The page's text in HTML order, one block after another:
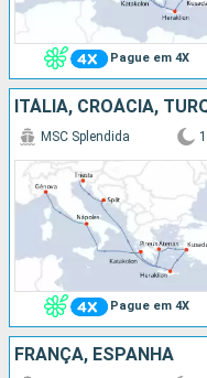
Pague em 4X
ITÁLIA, CROÁCIA,
Pague em 4X
MSC Splendida
FRANÇA, ESPANHA